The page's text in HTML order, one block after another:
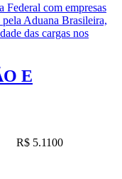
Federal com empresas
Aduana Brasileira,
das cargas nos
E
R$ 5.1100